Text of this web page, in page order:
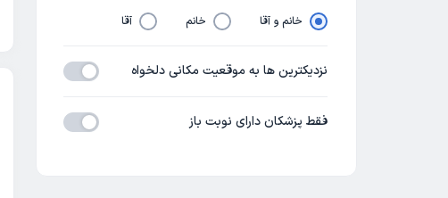
خانم و آقا خانم آقا
نزدیکترین ها به موقعیت مکانی دلخواه
فقط پزشکان دارای نوبت باز